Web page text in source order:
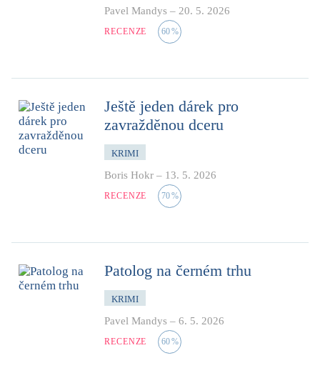
Pavel Mandys – 20. 5. 2026
RECENZE 60%
Ještě jeden dárek pro
zavražděnou dceru
KRIMI
Boris Hokr – 13. 5. 2026
RECENZE 70%
Patolog na černém trhu
KRIMI
Pavel Mandys – 6. 5. 2026
RECENZE 60%